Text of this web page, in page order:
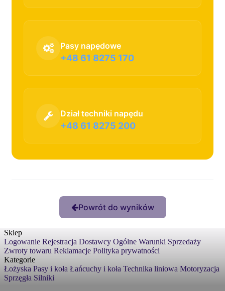
Pasy napędowe
+48 61 8275 170
Dział techniki napędu
+48 61 8275 200
Powrót do wyników
Sklep
Logowanie Rejestracja Dostawcy Ogólne Warunki Sprzedaży
Zwroty towaru Reklamacje Polityka prywatności
Kategorie
Łożyska Pasy i koła Łańcuchy i koła Technika liniowa Motoryzacja
Sprzęgła Silniki